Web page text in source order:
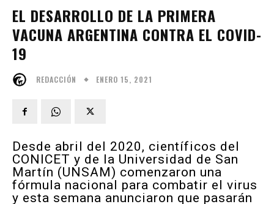
EL DESARROLLO DE LA PRIMERA
VACUNA ARGENTINA CONTRA EL COVID-
19
REDACCIÓN ENERO 15, 2021
Desde abril del 2020, científicos del
CONICET y de la Universidad de San
Martín (UNSAM) comenzaron una
fórmula nacional para combatir el virus
y esta semana anunciaron que pasarán